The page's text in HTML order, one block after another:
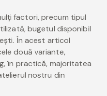
factori, precum tipul
bugetul disponibil
În acest articol
două variante,
în practică, majoritatea
nostru din